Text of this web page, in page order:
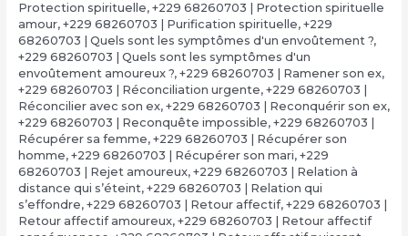
Protection spirituelle, +229 68260703 | Protection spirituelle
amour, +229 68260703 | Purification spirituelle, +229
68260703 | Quels sont les symptômes d'un envoûtement ?,
+229 68260703 | Quels sont les symptômes d'un
envoûtement amoureux ?, +229 68260703 | Ramener son ex,
+229 68260703 | Réconciliation urgente, +229 68260703 |
Réconcilier avec son ex, +229 68260703 | Reconquérir son ex,
+229 68260703 | Reconquête impossible, +229 68260703 |
Récupérer sa femme, +229 68260703 | Récupérer son
homme, +229 68260703 | Récupérer son mari, +229
68260703 | Rejet amoureux, +229 68260703 | Relation à
distance qui s’éteint, +229 68260703 | Relation qui
s’effondre, +229 68260703 | Retour affectif, +229 68260703 |
Retour affectif amoureux, +229 68260703 | Retour affectif